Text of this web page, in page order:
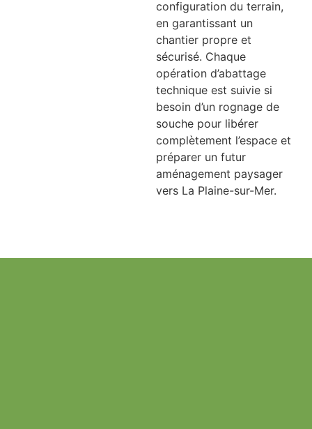
configuration du terrain,
en garantissant un
chantier propre et
sécurisé. Chaque
opération d’abattage
technique est suivie si
besoin d’un rognage de
souche pour libérer
complètement l’espace et
préparer un futur
aménagement paysager
vers La Plaine-sur-Mer.